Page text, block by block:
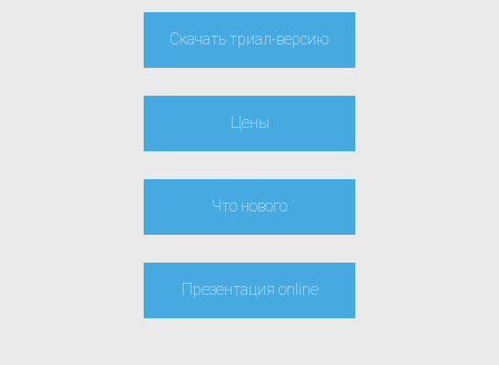
Скачать триал-версию
Цены
Что нового
Презентация online